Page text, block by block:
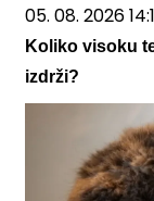
05. 08. 2026
Koliko visoku
izdrži?